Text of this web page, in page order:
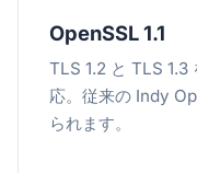
OpenSSL 1.1
TLS 1.2 と TLS 1.3
応。従来の Indy
られます。